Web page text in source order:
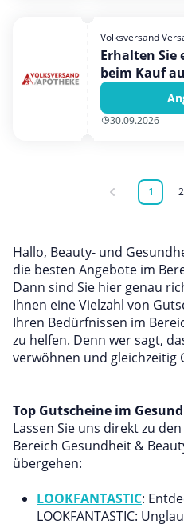
Volksversand
Erhalten Sie
beim Kauf
in unserem
30.09.2026
1 2
Hallo, Beauty- und
die besten Angebote im
Dann sind Sie hier genau
Ihnen eine Vielzahl von
Ihren Bedürfnissen im
zu helfen. Denn wer sagt,
verwöhnen und gleichzeitig
Top Gutscheine im
Lassen Sie uns direkt zu
Bereich Gesundheit &
übergehen:
LOOKFANTASTIC:
LOOKFANTASTIC: